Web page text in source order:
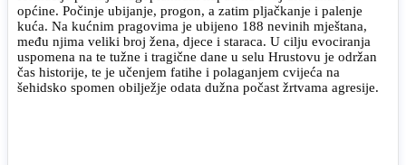
općine. Počinje ubijanje, progon, a zatim pljačkanje i palenje
kuća. Na kućnim pragovima je ubijeno 188 nevinih mještana,
među njima veliki broj žena, djece i staraca. U cilju evociranja
uspomena na te tužne i tragične dane u selu Hrustovu je održan
čas historije, te je učenjem fatihe i polaganjem cvijeća na
šehidsko spomen obilježje odata dužna počast žrtvama agresije.